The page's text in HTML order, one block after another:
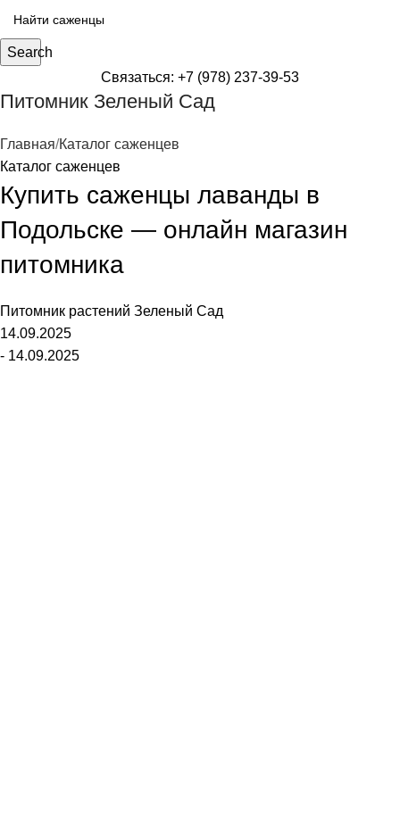
Search
Связаться: +7 (978) 237-39-53
Питомник Зеленый Сад
Главная Каталог саженцев
Каталог саженцев
Купить саженцы лаванды в
Подольске — онлайн магазин
питомника
Питомник растений Зеленый Сад
14.09.2025
- 14.09.2025